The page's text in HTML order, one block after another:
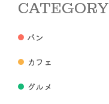
CATEGORY
パン
カフェ
グルメ